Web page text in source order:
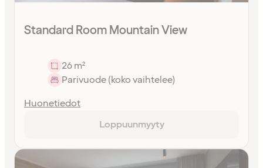
Standard Room Mountain View
26 m²
Parivuode (koko vaihtelee)
Huonetiedot
Loppuunmyyty